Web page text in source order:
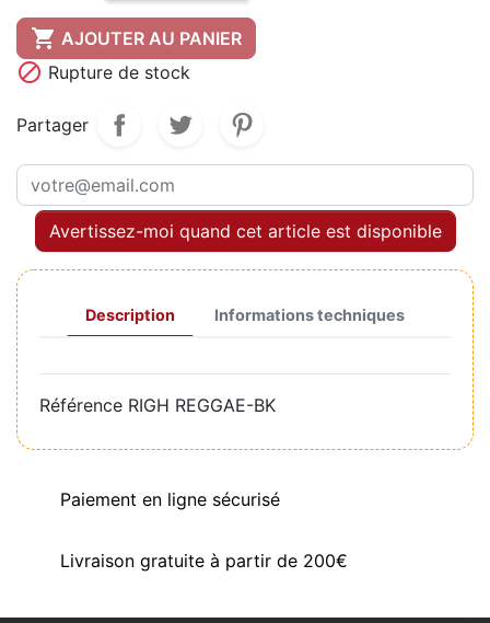
 AJOUTER AU PANIER
 Rupture de stock
Partager
Avertissez-moi quand cet article est disponible
Description Informations techniques
Référence RIGH REGGAE-BK
Paiement en ligne sécurisé
Livraison gratuite à partir de 200€